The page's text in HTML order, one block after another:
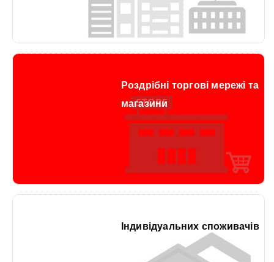
Роздрібні торгові мережі та
магазини
Індивідуальних споживачів